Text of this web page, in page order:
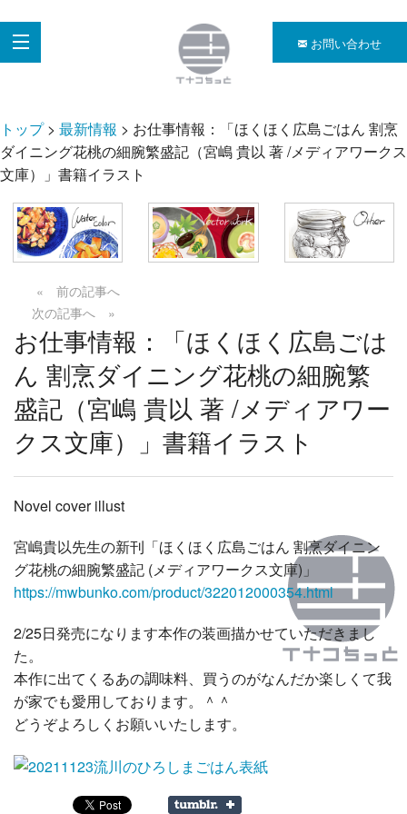
お問い合わせ
トップ> 最新情報 > お仕事情報：「ほくほく広島ごはん 割烹
ダイニング花桃の細腕繁盛記（宮嶋 貴以 著 /メディアワークス
文庫）」書籍イラスト
« 前の記事へ
次の記事へ »
お仕事情報：「ほくほく広島ごは
ん 割烹ダイニング花桃の細腕繁
盛記（宮嶋 貴以 著 /メディアワー
クス文庫）」書籍イラスト
Novel cover illust
宮嶋貴以先生の新刊「ほくほく広島ごはん 割烹ダイニン
グ花桃の細腕繁盛記 (メディアワークス文庫)」
https://mwbunko.com/product/322012000354.html
2/25日発売になります本作の装画描かせていただきまし
た。
本作に出てくるあの調味料、買うのがなんだか楽しくて我
が家でも愛用しております。＾＾
どうぞよろしくお願いいたします。